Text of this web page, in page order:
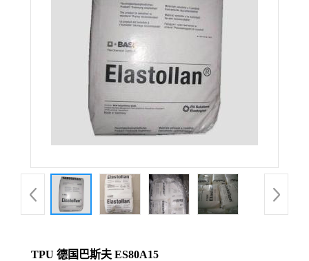
TPU 德国巴斯夫 ES80A15